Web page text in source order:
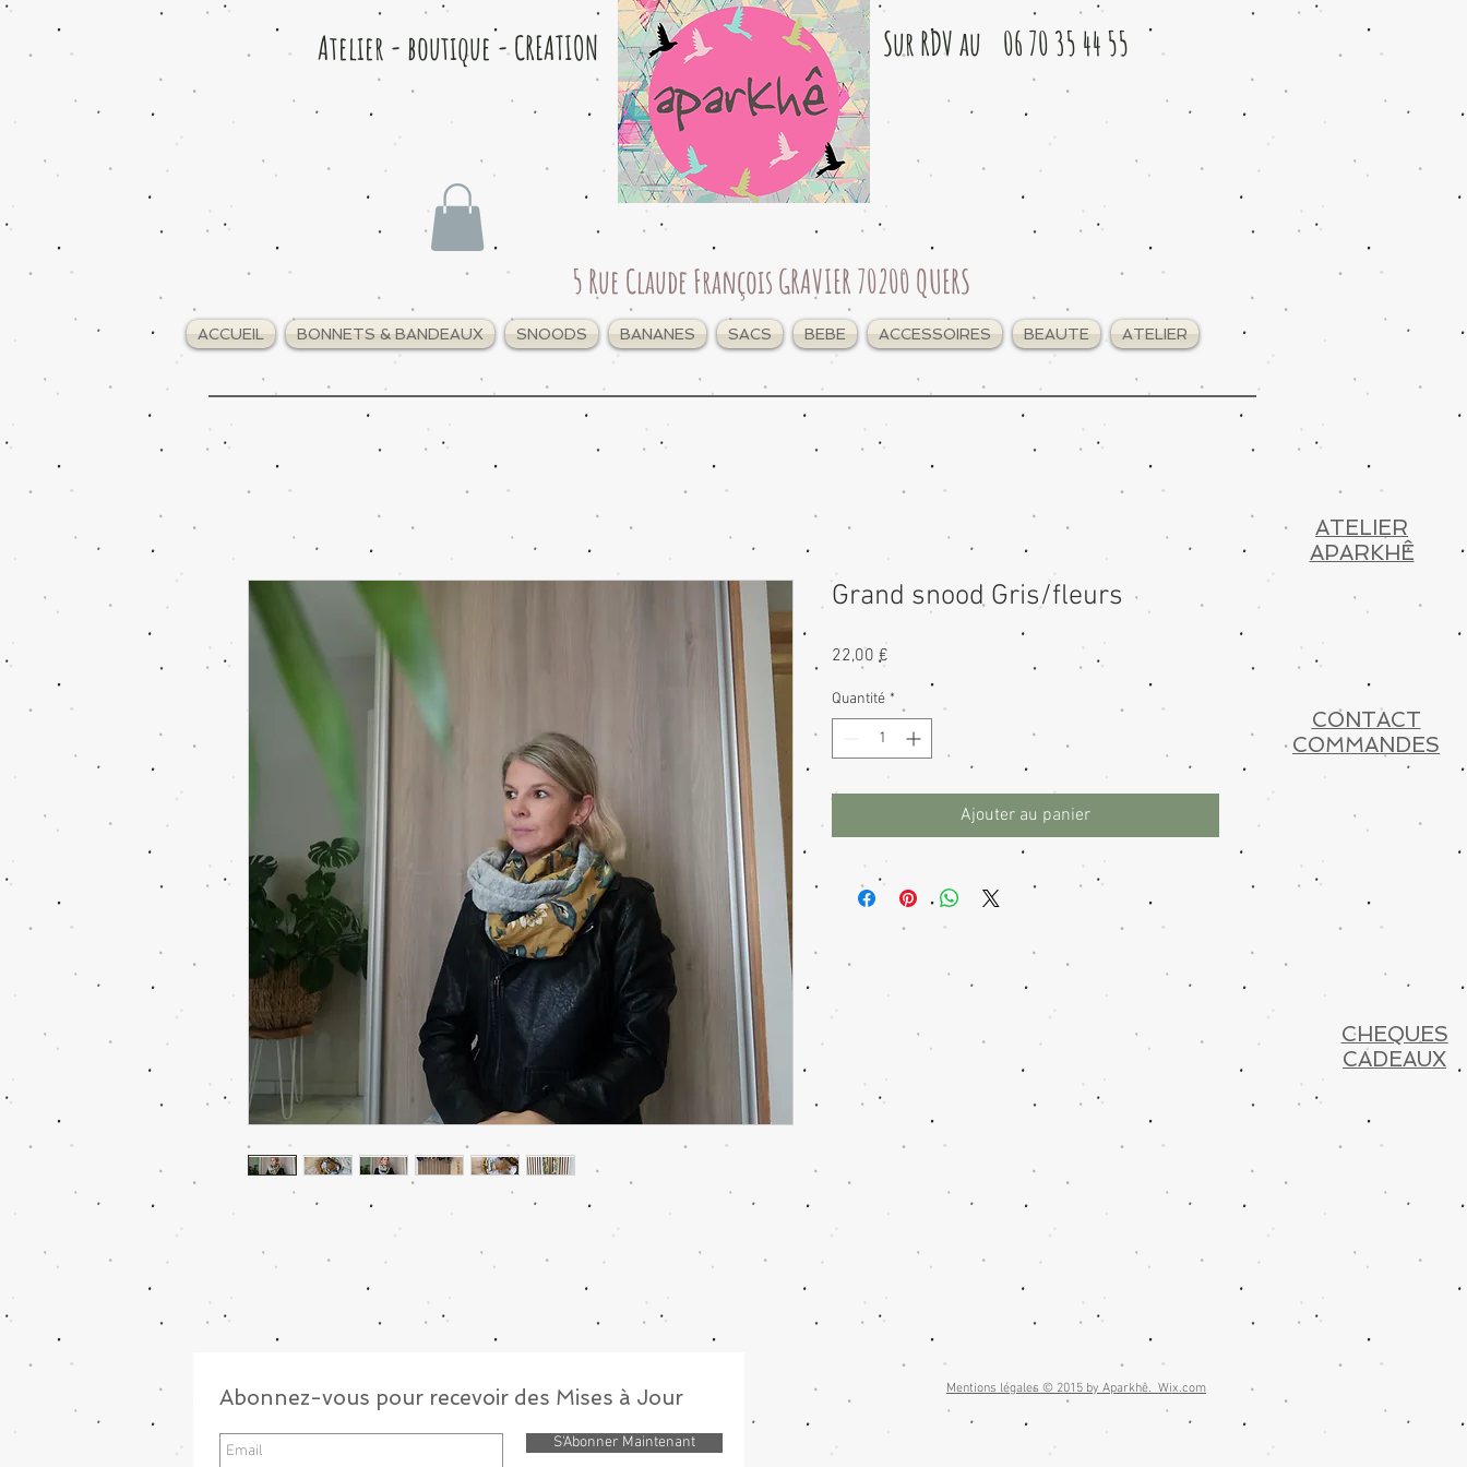
Sur RDV au 06 70 35 44 55
Atelier - boutique - CREATION
5 Rue Claude François GRAVIER 70200 QUERS
ACCUEIL BONNETS & BANDEAUX SNOODS BANANES SACS BEBE ACCESSOIRES BEAUTE ATELIER
Grand snood Gris/fleurs
22,00 €
Quantité *
Ajouter au panier
ATELIER
APARKHÊ
CHEQUES
CADEAUX
CONTACT
COMMANDES
Mentions légales © 2015 by Aparkhê. Wix.com
Abonnez-vous pour recevoir des Mises à Jour
S'Abonner Maintenant